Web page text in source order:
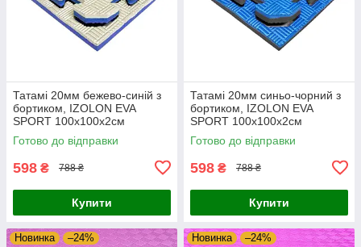
Татамі 20мм бежево-синій з
бортиком, IZOLON EVA
SPORT 100х100х2см
Готово до відправки
598 ₴ 788 ₴
Купити
Татамі 20мм синьо-чорний з
бортиком, IZOLON EVA
SPORT 100х100х2см
Готово до відправки
598 ₴ 788 ₴
Купити
Новинка –24% Новинка –24%